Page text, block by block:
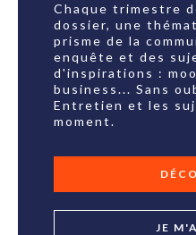
Chaque trimestre
dossier, une
prisme de la
enquête et des
d'inspirations :
business... Sans
Entretien et les
moment.
JE